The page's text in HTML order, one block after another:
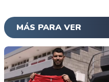
MÁS PARA VER